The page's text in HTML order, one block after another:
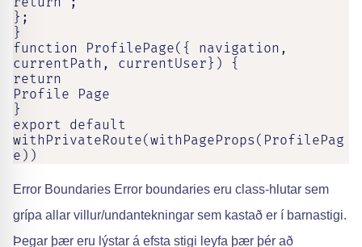
};
}
function ProfilePage({ navigation,
currentPath, currentUser}) {
return
Profile Page
}
export default
withPrivateRoute(withPageProps(ProfilePag
e))
Error Boundaries Error boundaries eru class-hlutar sem
grípa allar villur/undantekningar sem kastað er í barnastigi.
Þegar þær eru lýstar á efsta stigi leyfa þær þér að